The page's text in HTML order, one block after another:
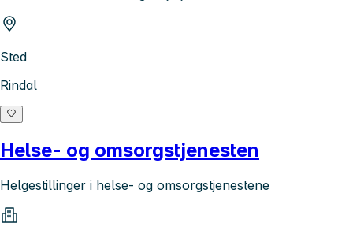
Sted
Rindal
Helse- og omsorgstjenesten
Helgestillinger i helse- og omsorgstjenestene